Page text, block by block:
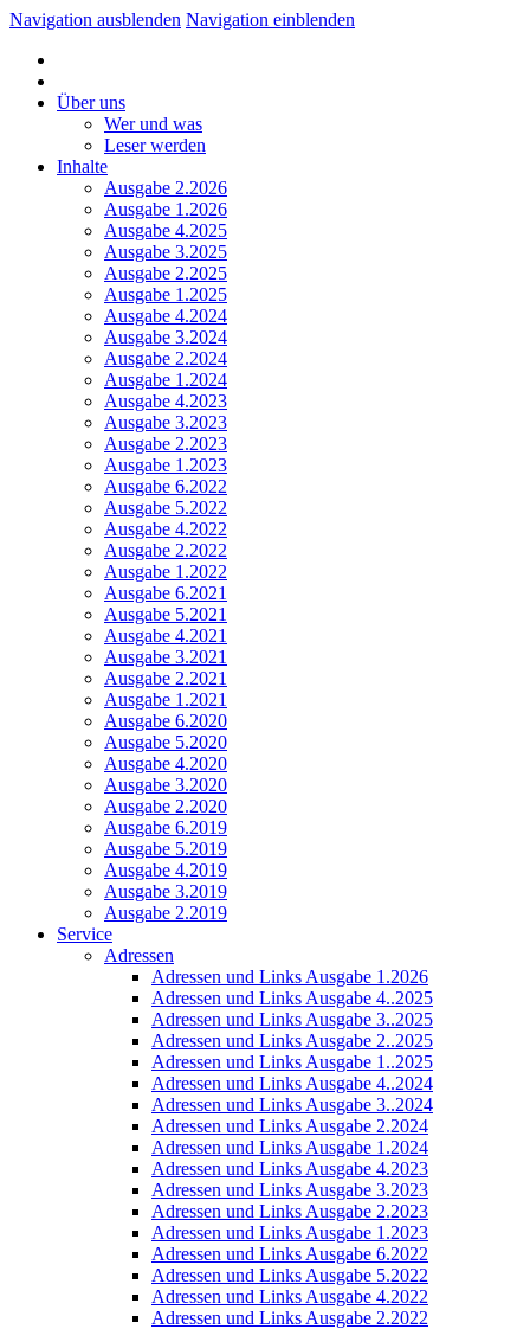
Navigation ausblenden Navigation einblenden
Über uns
Wer und was
Leser werden
Inhalte
Ausgabe 2.2026
Ausgabe 1.2026
Ausgabe 4.2025
Ausgabe 3.2025
Ausgabe 2.2025
Ausgabe 1.2025
Ausgabe 4.2024
Ausgabe 3.2024
Ausgabe 2.2024
Ausgabe 1.2024
Ausgabe 4.2023
Ausgabe 3.2023
Ausgabe 2.2023
Ausgabe 1.2023
Ausgabe 6.2022
Ausgabe 5.2022
Ausgabe 4.2022
Ausgabe 2.2022
Ausgabe 1.2022
Ausgabe 6.2021
Ausgabe 5.2021
Ausgabe 4.2021
Ausgabe 3.2021
Ausgabe 2.2021
Ausgabe 1.2021
Ausgabe 6.2020
Ausgabe 5.2020
Ausgabe 4.2020
Ausgabe 3.2020
Ausgabe 2.2020
Ausgabe 6.2019
Ausgabe 5.2019
Ausgabe 4.2019
Ausgabe 3.2019
Ausgabe 2.2019
Service
Adressen
Adressen und Links Ausgabe 1.2026
Adressen und Links Ausgabe 4..2025
Adressen und Links Ausgabe 3..2025
Adressen und Links Ausgabe 2..2025
Adressen und Links Ausgabe 1..2025
Adressen und Links Ausgabe 4..2024
Adressen und Links Ausgabe 3..2024
Adressen und Links Ausgabe 2.2024
Adressen und Links Ausgabe 1.2024
Adressen und Links Ausgabe 4.2023
Adressen und Links Ausgabe 3.2023
Adressen und Links Ausgabe 2.2023
Adressen und Links Ausgabe 1.2023
Adressen und Links Ausgabe 6.2022
Adressen und Links Ausgabe 5.2022
Adressen und Links Ausgabe 4.2022
Adressen und Links Ausgabe 2.2022